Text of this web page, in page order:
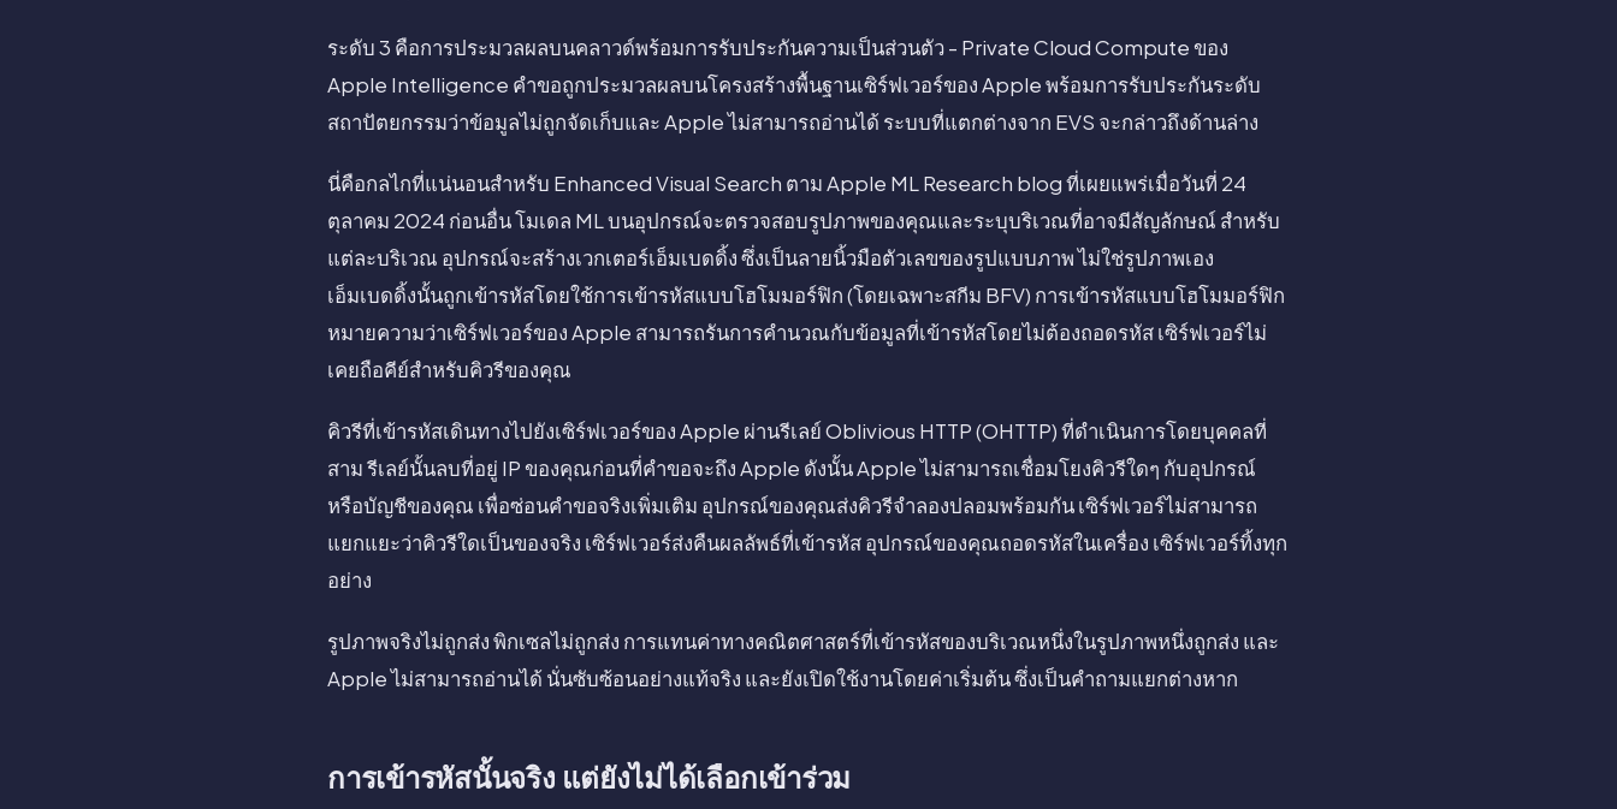
ระดับ 3 คือการประมวลผลบนคลาวด์พร้อมการรับประกันความเป็นส่วนตัว - Private Cloud Compute ของ
Apple Intelligence คำขอถูกประมวลผลบนโครงสร้างพื้นฐานเซิร์ฟเวอร์ของ Apple พร้อมการรับประกันระดับ
สถาปัตยกรรมว่าข้อมูลไม่ถูกจัดเก็บและ Apple ไม่สามารถอ่านได้ ระบบที่แตกต่างจาก EVS จะกล่าวถึงด้านล่าง
นี่คือกลไกที่แน่นอนสำหรับ Enhanced Visual Search ตาม Apple ML Research blog ที่เผยแพร่เมื่อวันที่ 24
ตุลาคม 2024 ก่อนอื่น โมเดล ML บนอุปกรณ์จะตรวจสอบรูปภาพของคุณและระบุบริเวณที่อาจมีสัญลักษณ์ สำหรับ
แต่ละบริเวณ อุปกรณ์จะสร้างเวกเตอร์เอ็มเบดดิ้ง ซึ่งเป็นลายนิ้วมือตัวเลขของรูปแบบภาพ ไม่ใช่รูปภาพเอง
เอ็มเบดดิ้งนั้นถูกเข้ารหัสโดยใช้การเข้ารหัสแบบโฮโมมอร์ฟิก (โดยเฉพาะสกีม BFV) การเข้ารหัสแบบโฮโมมอร์ฟิก
หมายความว่าเซิร์ฟเวอร์ของ Apple สามารถรันการคำนวณกับข้อมูลที่เข้ารหัสโดยไม่ต้องถอดรหัส เซิร์ฟเวอร์ไม่
เคยถือคีย์สำหรับคิวรีของคุณ
คิวรีที่เข้ารหัสเดินทางไปยังเซิร์ฟเวอร์ของ Apple ผ่านรีเลย์ Oblivious HTTP (OHTTP) ที่ดำเนินการโดยบุคคลที่
สาม รีเลย์นั้นลบที่อยู่ IP ของคุณก่อนที่คำขอจะถึง Apple ดังนั้น Apple ไม่สามารถเชื่อมโยงคิวรีใดๆ กับอุปกรณ์
หรือบัญชีของคุณ เพื่อซ่อนคำขอจริงเพิ่มเติม อุปกรณ์ของคุณส่งคิวรีจำลองปลอมพร้อมกัน เซิร์ฟเวอร์ไม่สามารถ
แยกแยะว่าคิวรีใดเป็นของจริง เซิร์ฟเวอร์ส่งคืนผลลัพธ์ที่เข้ารหัส อุปกรณ์ของคุณถอดรหัสในเครื่อง เซิร์ฟเวอร์ทิ้งทุก
อย่าง
รูปภาพจริงไม่ถูกส่ง พิกเซลไม่ถูกส่ง การแทนค่าทางคณิตศาสตร์ที่เข้ารหัสของบริเวณหนึ่งในรูปภาพหนึ่งถูกส่ง และ
Apple ไม่สามารถอ่านได้ นั่นซับซ้อนอย่างแท้จริง และยังเปิดใช้งานโดยค่าเริ่มต้น ซึ่งเป็นคำถามแยกต่างหาก
การเข้ารหัสนั้นจริง แต่ยังไม่ได้เลือกเข้าร่วม